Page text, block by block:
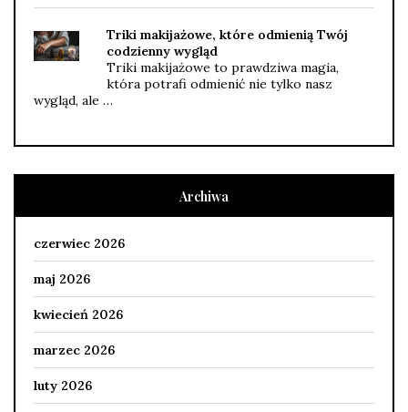
Triki makijażowe, które odmienią Twój
codzienny wygląd
Triki makijażowe to prawdziwa magia,
która potrafi odmienić nie tylko nasz
wygląd, ale …
Archiwa
czerwiec 2026
maj 2026
kwiecień 2026
marzec 2026
luty 2026